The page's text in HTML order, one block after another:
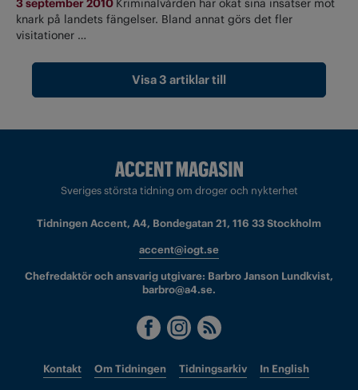
3 september 2010 Kriminalvården har ökat sina insatser mot
knark på landets fängelser. Bland annat görs det fler
visitationer …
Visa 3 artiklar till
Sveriges största tidning om droger och nykterhet
Tidningen Accent, A4, Bondegatan 21, 116 33 Stockholm
accent@iogt.se
Chefredaktör och ansvarig utgivare: Barbro Janson Lundkvist,
barbro@a4.se.
Kontakt Om Tidningen Tidningsarkiv In English